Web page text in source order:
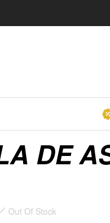
DE
Out Of Stock